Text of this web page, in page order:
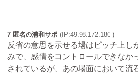
7 匿名の浦和サポ (IP:49.98.172.180 )
反省の意思を示せる場はピッチ上し
みで、感情をコントロールできなか
されているが、あの場面において流